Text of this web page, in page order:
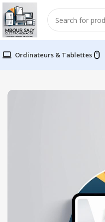
Ordinateurs & Tablettes